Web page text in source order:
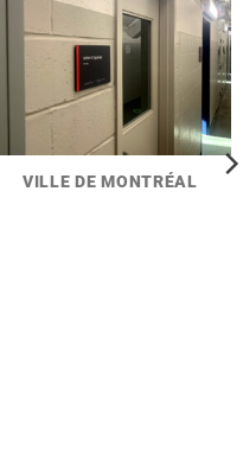
VILLE DE MONTRÉAL